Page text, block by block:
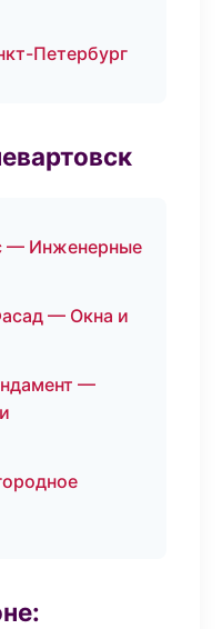
Петербург
— Инженерные
— Окна и
—